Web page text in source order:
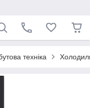
техніка